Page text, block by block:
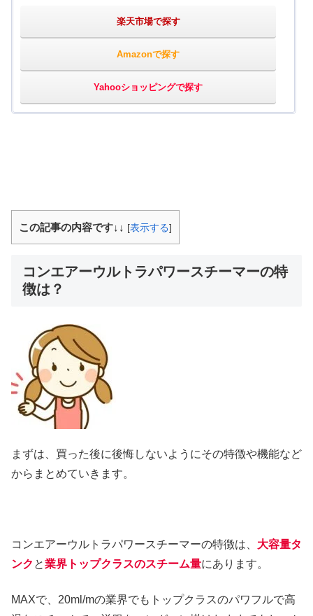
楽天市場で探す
Amazonで探す
Yahooショッピングで探す
この記事の内容です↓↓ [表示する]
コンエアーウルトラパワースチーマーの特
徴は？
まずは、買った後に後悔しないようにその特徴や機能など
からまとめていきます。
コンエアーウルトラパワースチーマーの特徴は、 大容量タ
ンク と業界トップクラスのスチーム量にあります。
MAXで、20ml/mの業界でもトップクラスのパワフルで高